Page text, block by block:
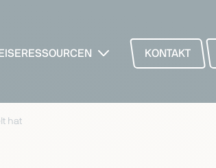
RESSOURCEN KONTAKT
hat